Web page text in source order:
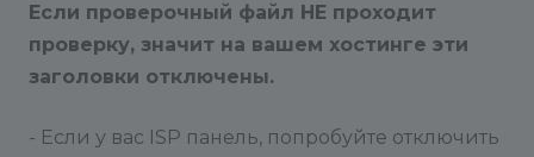
Если проверочный файл НЕ проходит
проверку, значит на вашем хостинге эти
заголовки отключены.
- Если у вас ISP панель, попробуйте отключить